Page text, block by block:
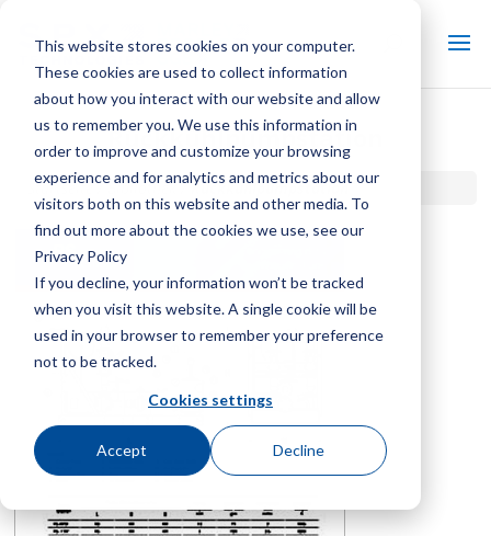
This website stores cookies on your computer.
These cookies are used to collect information
about how you interact with our website and allow
us to remember you. We use this information in
order to improve and customize your browsing
experience and for analytics and metrics about our
visitors both on this website and other media. To
find out more about the cookies we use, see our
Privacy Policy
If you decline, your information won’t be tracked
when you visit this website. A single cookie will be
used in your browser to remember your preference
not to be tracked.
Cookies settings
Accept Decline
Rückkühlpumpstation
Startseite / Bibliothek /Rückkühlpumpstation